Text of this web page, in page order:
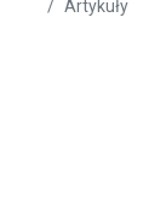
Artykuły